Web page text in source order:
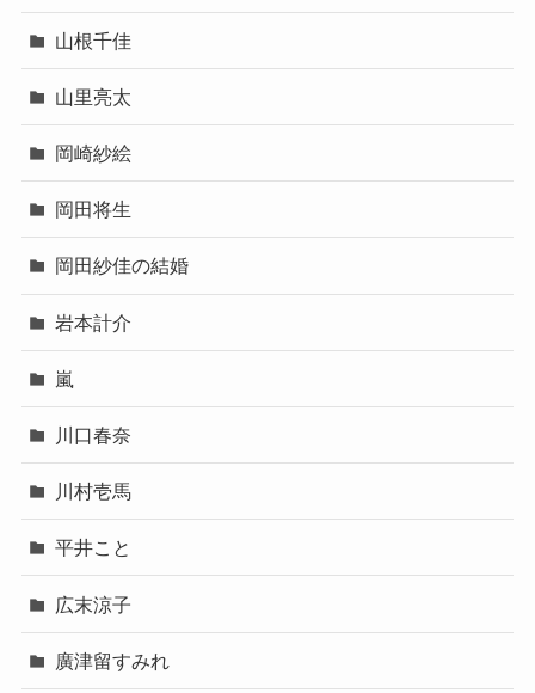
山根千佳
山里亮太
岡崎紗絵
岡田将生
岡田紗佳の結婚
岩本計介
嵐
川口春奈
川村壱馬
平井こと
広末涼子
廣津留すみれ